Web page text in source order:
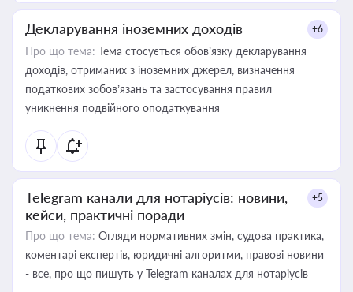
Декларування іноземних доходів +6
Про що тема: Тема стосується обов’язку декларування
доходів, отриманих з іноземних джерел, визначення
податкових зобов’язань та застосування правил
уникнення подвійного оподаткування
Telegram канали для нотаріусів: новини,
кейси, практичні поради
+5
Про що тема: Огляди нормативних змін, судова практика,
коментарі експертів, юридичні алгоритми, правові новини
- все, про що пишуть у Telegram каналах для нотаріусів